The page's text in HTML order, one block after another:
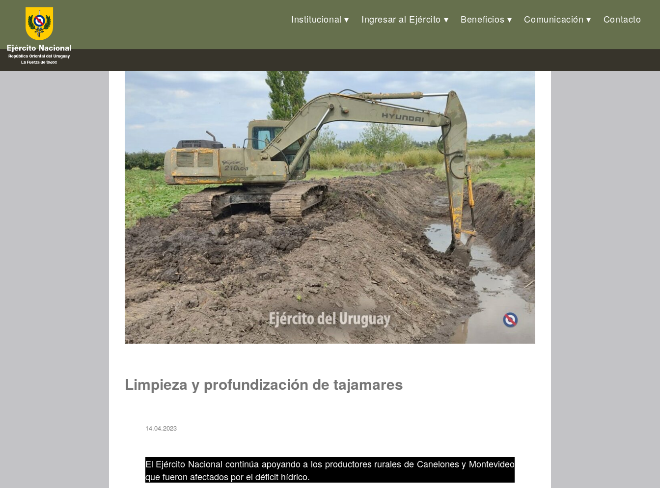
Institucional Ingresar al Ejército Beneficios Comunicación Contacto
Limpieza y profundización de tajamares
14.04.2023
El Ejército Nacional continúa apoyando a los productores rurales de Canelones y Montevideo
que fueron afectados por el déficit hídrico.